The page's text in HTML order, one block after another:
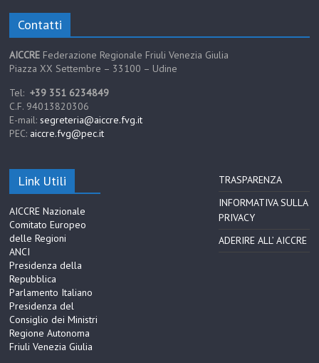
Contatti
AICCRE Federazione Regionale Friuli Venezia Giulia
Piazza XX Settembre – 33100 – Udine
Tel:+39 351 6234849
C.F. 94013820306
E-mail:segreteria@aiccre.fvg.it
PEC: aiccre.fvg@pec.it
Link Utili
AICCRE Nazionale
Comitato Europeo
delle Regioni
ANCI
Presidenza della
Repubblica
Parlamento Italiano
Presidenza del
Consiglio dei Ministri
Regione Autonoma
Friuli Venezia Giulia
TRASPARENZA
INFORMATIVA SULLA
PRIVACY
ADERIRE ALL’ AICCRE